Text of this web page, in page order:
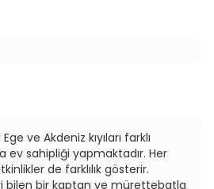
ve Akdeniz kıyıları farklı
ev sahipliği yapmaktadır. Her
de farklılık gösterir.
bilen bir kaptan ve mürettebatla